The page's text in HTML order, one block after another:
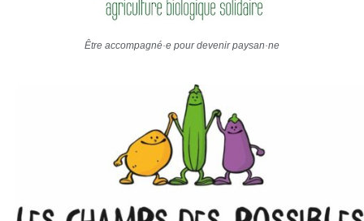
Être accompagné·e pour devenir paysan·ne